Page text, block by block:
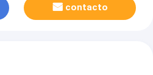
contacto